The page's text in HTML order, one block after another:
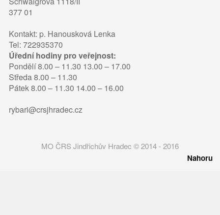
377 01
Kontakt: p. Hanousková Lenka
Tel: 722935370
Úřední hodiny pro veřejnost:
Pondělí 8.00 – 11.30 13.00 – 17.00
Středa 8.00 – 11.30
Pátek 8.00 – 11.30 14.00 – 16.00
rybari@crsjhradec.cz
MO ČRS Jindřichův Hradec © 2014 - 2016
Nahoru